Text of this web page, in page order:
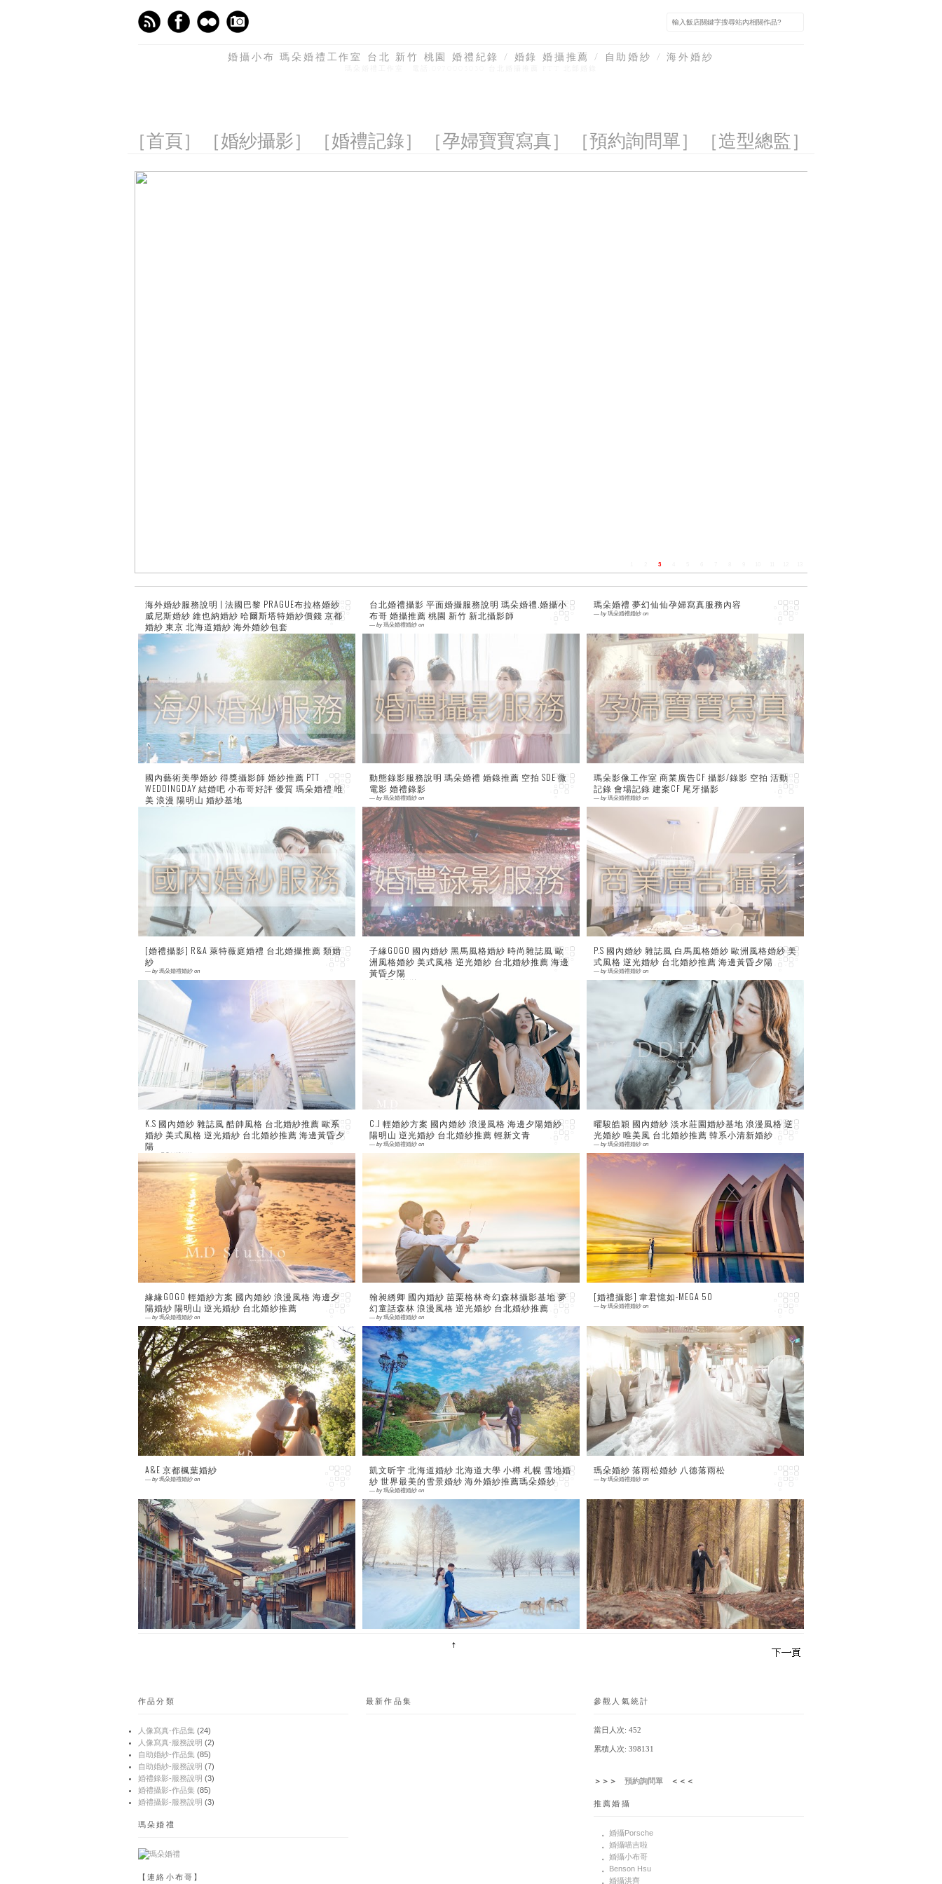
婚攝小布 瑪朵婚禮工作室 台北 新竹 桃園 婚禮紀錄 / 婚錄 婚攝推薦 / 自助婚紗 / 海外婚紗
［首頁］ ［婚紗攝影］ ［婚禮記錄］ ［孕婦寶寶寫真］ ［預約詢問單］ ［造型總監］
3
海外婚紗服務說明 | 法國巴黎 PRAGUE布拉格婚紗
威尼斯婚紗 維也納婚紗 哈爾斯塔特婚紗價錢 京都
婚紗 東京 北海道婚紗 海外婚紗包套
— 瑪朵婚禮婚紗
台北婚禮攝影 平面婚攝服務說明 瑪朵婚禮.婚攝小
布哥 婚攝推薦 桃園 新竹 新北攝影師
— by 瑪朵婚禮婚紗 on
0 comment
瑪朵婚禮 夢幻仙仙孕婦寫真服務內容
— by 瑪朵婚禮婚紗 on
0 comment
國內藝術美學婚紗 得獎攝影師 婚紗推薦 PTT
WEDDINGDAY 結婚吧 小布哥好評 優質 瑪朵婚禮 唯
美 浪漫 陽明山 婚紗基地
動態錄影服務說明 瑪朵婚禮 婚錄推薦 空拍 SDE 微
電影 婚禮錄影
— by 瑪朵婚禮婚紗 on
0 comment
瑪朵影像工作室 商業廣告CF 攝影/錄影 空拍 活動
記錄 會場記錄 建案CF 尾牙攝影
— by 瑪朵婚禮婚紗 on
[婚禮攝影] R&A 萊特薇庭婚禮 台北婚攝推薦 類婚
紗
— by 瑪朵婚禮婚紗 on
0 comment
子緣GOGO 國內婚紗 黑馬風格婚紗 時尚雜誌風 歐
洲風格婚紗 美式風格 逆光婚紗 台北婚紗推薦 海邊
黃昏夕陽
P.S 國內婚紗 雜誌風 白馬風格婚紗 歐洲風格婚紗 美
式風格 逆光婚紗 台北婚紗推薦 海邊黃昏夕陽
— by 瑪朵婚禮婚紗 on
0 comment
K.S 國內婚紗 雜誌風 酷帥風格 台北婚紗推薦 歐系
婚紗 美式風格 逆光婚紗 台北婚紗推薦 海邊黃昏夕
陽
0 comment
C.J 輕婚紗方案 國內婚紗 浪漫風格 海邊夕陽婚紗
陽明山 逆光婚紗 台北婚紗推薦 輕新文青
— by 瑪朵婚禮婚紗 on
0 comment
曜駿皓穎 國內婚紗 淡水莊園婚紗基地 浪漫風格 逆
光婚紗 唯美風 台北婚紗推薦 韓系小清新婚紗
— by 瑪朵婚禮婚紗 on
緣緣GOGO 輕婚紗方案 國內婚紗 浪漫風格 海邊夕
陽婚紗 陽明山 逆光婚紗 台北婚紗推薦
— by 瑪朵婚禮婚紗 on
0 comment
翰昶綉卿 國內婚紗 苗栗格林奇幻森林攝影基地 夢
幻童話森林 浪漫風格 逆光婚紗 台北婚紗推薦
— by 瑪朵婚禮婚紗 on
0 comment
[婚禮攝影] 韋君憶如-MEGA 50
— by 瑪朵婚禮婚紗 on
0 comment
A&E 京都楓葉婚紗
— by 瑪朵婚禮婚紗 on
0 comment
凱文昕宇 北海道婚紗 北海道大學 小樽 札幌 雪地婚
紗 世界最美的雪景婚紗 海外婚紗推薦瑪朵婚紗
— by 瑪朵婚禮婚紗 on
0 comment
瑪朵婚紗 落雨松婚紗 八德落雨松
— by 瑪朵婚禮婚紗 on
0 comment
作品分類
人像寫真-作品集 (24)
人像寫真-服務說明 (2)
自助婚紗-作品集 (85)
自助婚紗-服務說明 (7)
婚禮錄影-服務說明 (3)
婚禮攝影-作品集 (85)
婚禮攝影-服務說明 (3)
瑪朵婚禮
【連絡小布哥】
最新作品集 參觀人氣統計
當日人次: 452
累積人次: 398131
＞＞＞ 預約詢問單 ＜＜＜
推薦婚攝
婚攝Porsche
婚攝喵吉啦
婚攝小布哥
Benson Hsu
婚攝洪齊